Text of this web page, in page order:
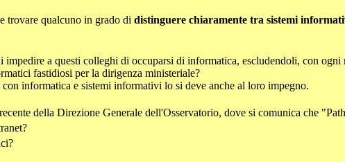
trovare qualcuno in grado di distinguere chiaramente tra sistemi
a questi colleghi di occuparsi di informatica, escludendoli, con ogni
fastidiosi per la dirigenza ministeriale?
informatica e sistemi informativi lo si deve anche al loro impegno.
della Direzione Generale dell'Osservatorio, dove si comunica che